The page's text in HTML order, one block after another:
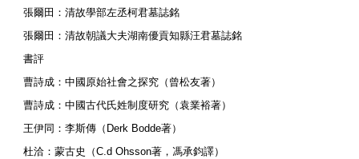
張爾田：清故學部左丞柯君墓誌銘
張爾田：清故朝議大夫湖南優貢知縣汪君墓誌銘
書評
曹詩成：中國原始社會之探究（曾松友著）
曹詩成：中國古代氏姓制度研究（袁業裕著）
王伊同：李斯傳（Derk Bodde著）
杜洽：蒙古史（C.d Ohsson著，馮承鈞譯）